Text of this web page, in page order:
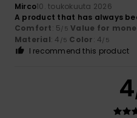
Mirco10. toukokuuta 2026
A product that has always
Comfort: 5/5 Value for
Material: 4 /5 Color: 4/5
I recommend this product
4